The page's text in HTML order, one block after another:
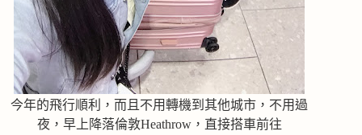
今年的飛行順利，而且不用轉機到其他城市，不用過
夜，早上降落倫敦Heathrow，直接搭車前往